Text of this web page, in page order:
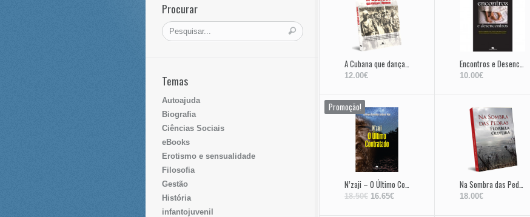
A Cubana que dançava Flamenco
12.00€
Encontros e Desencontros
10.00€
Promoção!
N’zaji – O Último Contratado
18.50€ 16.65€
Na Sombra das Pedras
18.00€
Procurar
Temas
Autoajuda
Biografia
Ciências Sociais
eBooks
Erotismo e sensualidade
Filosofia
Gestão
História
infantojuvenil